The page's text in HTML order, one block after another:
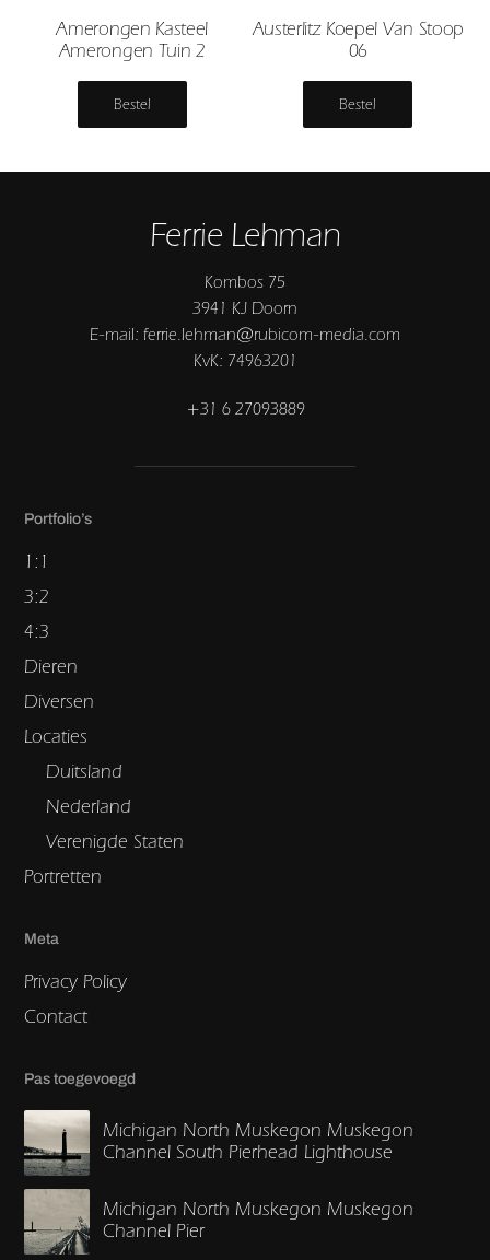
Amerongen Kasteel
Amerongen Tuin 2
Bestel
Austerlitz Koepel Van Stoop
06
Bestel
Ferrie Lehman
Kombos 75
3941 KJ Doorn
E-mail: ferrie.lehman@rubicom-media.com
KvK: 74963201
+31 6 27093889
Portfolio’s
1:1
3:2
4:3
Dieren
Diversen
Locaties
Duitsland
Nederland
Verenigde Staten
Portretten
Meta
Privacy Policy
Contact
Pas toegevoegd
Michigan North Muskegon Muskegon
Channel South Pierhead Lighthouse
Michigan North Muskegon Muskegon
Channel Pier